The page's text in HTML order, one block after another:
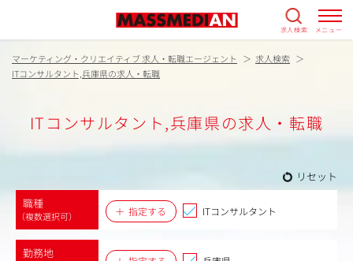
求人検索 メニュー
マーケティング・クリエイティブ 求人・転職エージェント
求人検索
ITコンサルタント,兵庫県の求人・転職
ITコンサルタント,兵庫県の求人・転職
リセット
職種
（複数選択可） 指定する ITコンサルタント
勤務地